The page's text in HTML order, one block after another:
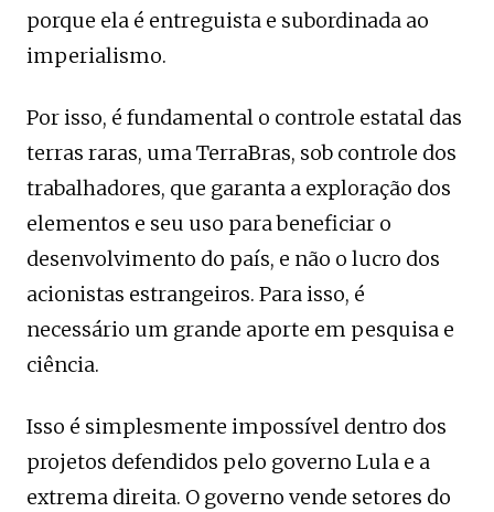
porque ela é entreguista e subordinada ao
imperialismo.
Por isso, é fundamental o controle estatal das
terras raras, uma TerraBras, sob controle dos
trabalhadores, que garanta a exploração dos
elementos e seu uso para beneficiar o
desenvolvimento do país, e não o lucro dos
acionistas estrangeiros. Para isso, é
necessário um grande aporte em pesquisa e
ciência.
Isso é simplesmente impossível dentro dos
projetos defendidos pelo governo Lula e a
extrema direita. O governo vende setores do